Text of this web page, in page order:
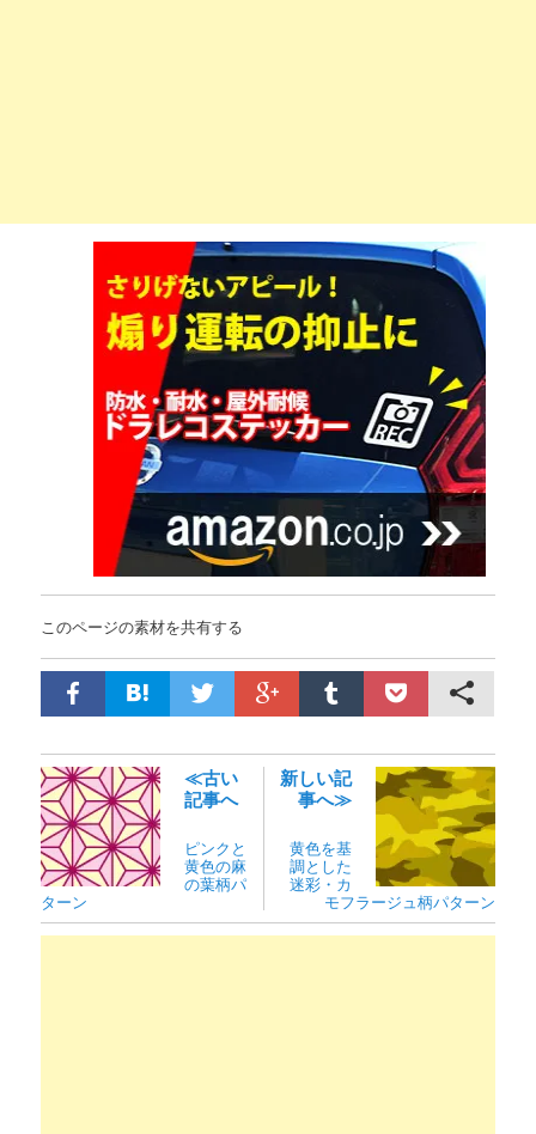
このページの素材を共有する
≪古い
記事へ
ピンクと
黄色の麻
の葉柄パ
ターン
新しい記
事へ≫
黄色を基
調とした
迷彩・カ
モフラージュ柄パターン